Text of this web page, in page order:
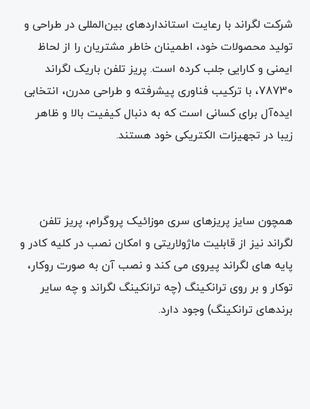
شرکت لگراند با رعایت استانداردهای بین‌المللی در طراحی و
تولید محصولات خود، اطمینان خاطر مشتریان را از لحاظ
ایمنی و کارایی جلب کرده است. پریز تلفن باریک لگراند
78730، با ترکیب فناوری پیشرفته و طراحی مدرن، انتخابی
ایده‌آل برای کسانی است که به دنبال کیفیت بالا و ظاهر
زیبا در تجهیزات الکتریکی خود هستند.
همچون سایز پریزهای سری موزائیک پروگرام، پریز تلفن
لگراند نیز از قابلیت ماژولاریتی و امکان نصب در کلیه کادر و
پایه های لگراند پیروی می کند و نصب آن به صورت روکار،
توکار و بر روی ترانکینگ (چه ترانکینگ لگراند و چه سایر
برندهای ترانکینگ) وجود دارد.